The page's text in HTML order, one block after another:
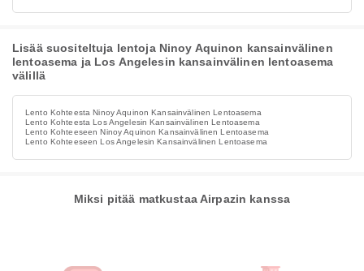
Lisää suositeltuja lentoja Ninoy Aquinon kansainvälinen
lentoasema ja Los Angelesin kansainvälinen lentoasema
välillä
Lento Kohteesta Ninoy Aquinon Kansainvälinen Lentoasema
Lento Kohteesta Los Angelesin Kansainvälinen Lentoasema
Lento Kohteeseen Ninoy Aquinon Kansainvälinen Lentoasema
Lento Kohteeseen Los Angelesin Kansainvälinen Lentoasema
Miksi pitää matkustaa Airpazin kanssa